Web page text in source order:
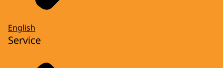
English
Service